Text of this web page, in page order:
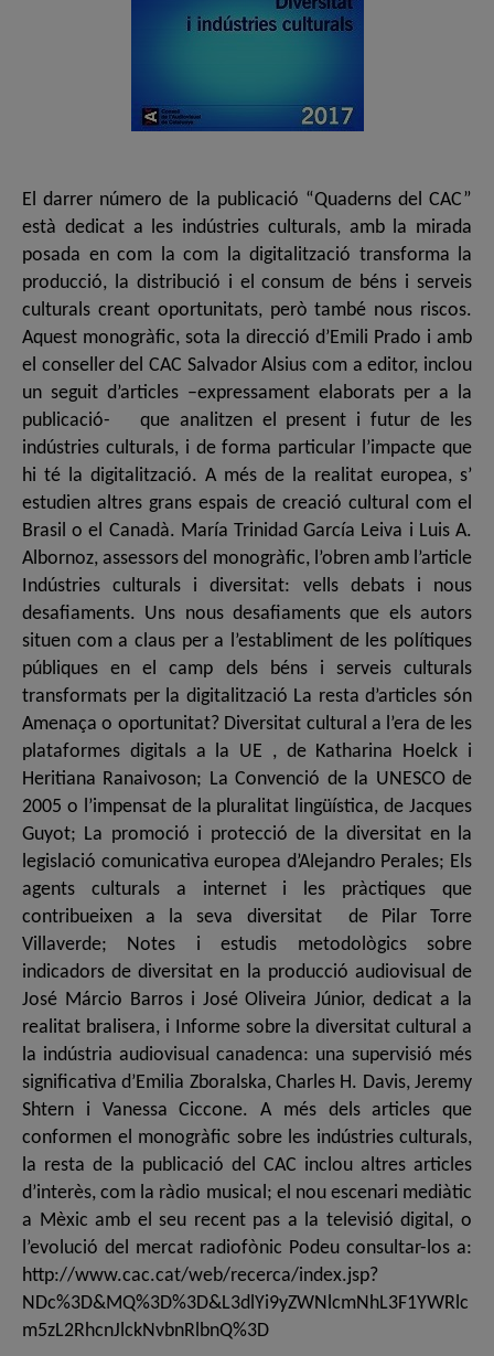
El darrer número de la publicació “Quaderns del CAC”
està dedicat a les indústries culturals, amb la mirada
posada en com la com la digitalització transforma la
producció, la distribució i el consum de béns i serveis
culturals creant oportunitats, però també nous riscos.
Aquest monogràfic, sota la direcció d’Emili Prado i amb
el conseller del CAC Salvador Alsius com a editor, inclou
un seguit d’articles –expressament elaborats per a la
publicació- que analitzen el present i futur de les
indústries culturals, i de forma particular l’impacte que
hi té la digitalització. A més de la realitat europea, s’
estudien altres grans espais de creació cultural com el
Brasil o el Canadà. María Trinidad García Leiva i Luis A.
Albornoz, assessors del monogràfic, l’obren amb l’article
Indústries culturals i diversitat: vells debats i nous
desafiaments. Uns nous desafiaments que els autors
situen com a claus per a l’establiment de les polítiques
públiques en el camp dels béns i serveis culturals
transformats per la digitalització La resta d’articles són
Amenaça o oportunitat? Diversitat cultural a l’era de les
plataformes digitals a la UE , de Katharina Hoelck i
Heritiana Ranaivoson; La Convenció de la UNESCO de
2005 o l’impensat de la pluralitat lingüística, de Jacques
Guyot; La promoció i protecció de la diversitat en la
legislació comunicativa europea d’Alejandro Perales; Els
agents culturals a internet i les pràctiques que
contribueixen a la seva diversitat de Pilar Torre
Villaverde; Notes i estudis metodològics sobre
indicadors de diversitat en la producció audiovisual de
José Márcio Barros i José Oliveira Júnior, dedicat a la
realitat bralisera, i Informe sobre la diversitat cultural a
la indústria audiovisual canadenca: una supervisió més
significativa d’Emilia Zboralska, Charles H. Davis, Jeremy
Shtern i Vanessa Ciccone. A més dels articles que
conformen el monogràfic sobre les indústries culturals,
la resta de la publicació del CAC inclou altres articles
d’interès, com la ràdio musical; el nou escenari mediàtic
a Mèxic amb el seu recent pas a la televisió digital, o
l’evolució del mercat radiofònic Podeu consultar-los a:
http://www.cac.cat/web/recerca/index.jsp?
NDc%3D&MQ%3D%3D&L3dlYi9yZWNlcmNhL3F1YWRlc
m5zL2RhcnJlckNvbnRlbnQ%3D